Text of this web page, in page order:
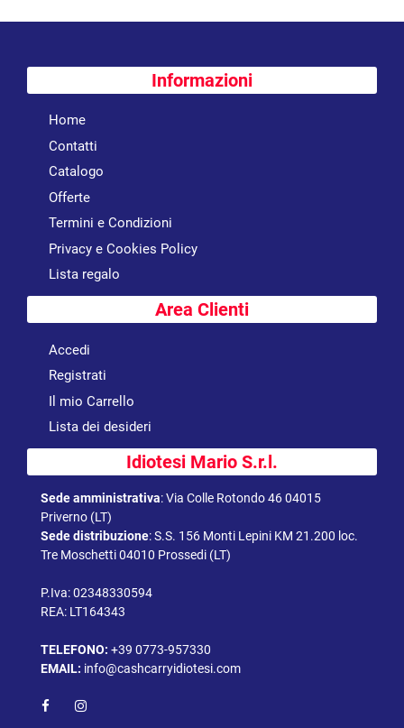
Informazioni
Home
Contatti
Catalogo
Offerte
Termini e Condizioni
Privacy e Cookies Policy
Lista regalo
Area Clienti
Accedi
Registrati
Il mio Carrello
Lista dei desideri
Idiotesi Mario S.r.l.
Sede amministrativa:Via Colle Rotondo 46 04015
Priverno (LT)
Sede distribuzione:S.S. 156 Monti Lepini KM 21.200 loc.
Tre Moschetti 04010 Prossedi (LT)
P.Iva: 02348330594
REA: LT164343
TELEFONO: +39 0773-957330
EMAIL: info@cashcarryidiotesi.com